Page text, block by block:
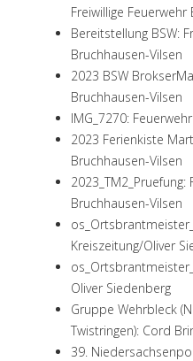
Freiwillige
Bereitstellung BSW:
Bruchhausen-Vilsen
2023 BSW
Bruchhausen-Vilsen
IMG_7270:
2023 Ferienkiste
Bruchhausen-Vilsen
Bruchhausen-Vilsen
Kreiszeitung/Oliver
Oliver Siedenberg
Gruppe Wehrbleck
Twistringen): Cord
39.